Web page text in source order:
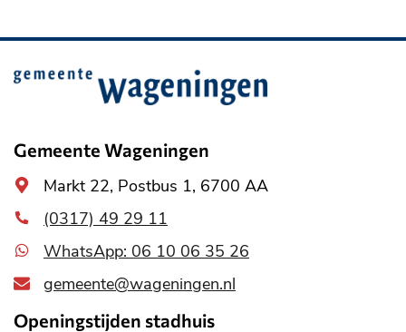
Belangrijke
informatie
Gemeente Wageningen
Algemeen
adres
Markt 22, Postbus 1, 6700 AA
(0317) 49 29 11
WhatsApp: 06 10 06 35 26
gemeente@wageningen.nl
Openingstijden stadhuis